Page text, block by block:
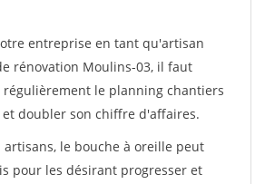
entreprise en tant qu'artisan
rénovation Moulins-03, il faut
le planning chantiers
doubler son chiffre d'affaires.
artisans, le bouche à oreille peut
pour les désirant progresser et